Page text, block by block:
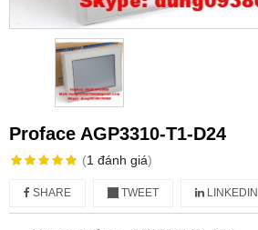
Proface AGP3310-T1-D24
(1 đánh giá)
SHARE TWEET LINKEDIN